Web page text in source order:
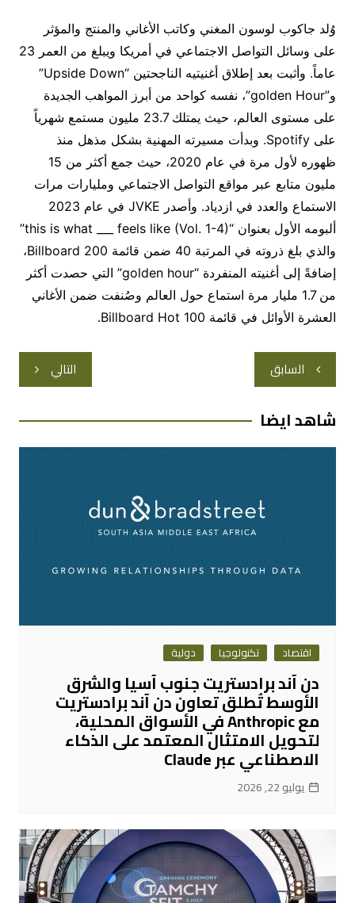
وُلد جاكوب لوسون المغني وكاتب الأغاني والمنتج والمؤثر
على وسائل التواصل الاجتماعي في أمريكا ويبلغ من العمر 23
عاماً. وأثبت بعد إطلاق أغنيتيه الناجحتين “Upside Down”
و”golden Hour”، نفسه كواحد من أبرز المواهب الجديدة
على مستوى العالم، حيث يمتلك 23.7 مليون مستمع شهرياً
على Spotify. وبدأت مسيرته المهنية بشكل مذهل منذ
ظهوره لأول مرة في عام 2020، حيث جمع أكثر من 15
مليون متابع عبر مواقع التواصل الاجتماعي ومليارات مرات
الاستماع والعدد في ازدياد. وأصدر JVKE في عام 2023
ألبومه الأول بعنوان “this is what ___ feels like (Vol. 1-4)”
والذي بلغ ذروته في المرتبة 40 ضمن قائمة Billboard 200،
إضافةً إلى أغنيته المنفردة “golden hour” التي حصدت أكثر
من 1.7 مليار مرة استماع حول العالم وصُنفت ضمن الأغاني
العشرة الأوائل في قائمة Billboard Hot 100.
تصفّح
المقالات
السابق التالي
شاهد ايضا
اقتصاد تكنولوجيا دولية
دن آند برادستريت جنوب آسيا والشرق
الأوسط تُطلق تعاون دن آند برادستريت
مع Anthropic في الأسواق المحلية،
لتحويل الامتثال المعتمد على الذكاء
الاصطناعي عبر Claude
يوليو 22, 2026